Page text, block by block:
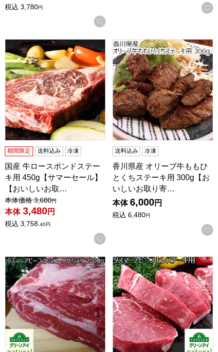
税込 3,780円
お気に入りに登録する
国産 牛ロースポンドステーキ用 450g【サマーセール】【お
期間限定 送料込み 冷凍
国産 牛ロースポンドステー
キ用 450g【サマーセール】
【おいしいお取…
値引き前の価格：
本体価格 3,680円
本体 3,480円
税込 3,758.40円
お気に入りに登録する
香川県産 オリーブ牛ももひ
送料込み 冷凍
香川県産 オリーブ牛ももひ
とくちステーキ用 300g【お
いしいお取り寄…
本体 6,000円
税込 6,480円
タスマニアビーフ かたロースかたまり 2000g トップバリュ
タスマニアビーフ ヒレステ